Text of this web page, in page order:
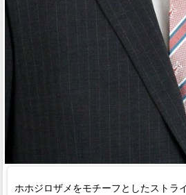
ホホジロザメをモチーフとしたストラ